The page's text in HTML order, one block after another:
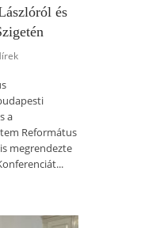
és
a
Református
megrendezte